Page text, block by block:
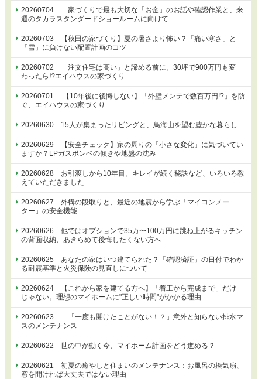
20260704 家づくりで最も大切な「お金」のお話や確認作業と、来
週のタカラスタンダードショールームに向けて
20260703 【秋田の家づくり】夏の暑さより怖い？「痛い寒さ」と
「雪」に負けない配置計画のコツ
20260702 「注文住宅は高い」と諦める前に。30坪で900万円も変
わったら⁉エイハウスの家づくり
20260701 【10年後に後悔しない】「外壁メンテで数百万円!?」を防
ぐ、エイハウスの家づくり
20260630 15人が集まったリビングと、鳥海山を望む豊かな暮らし
20260629 【安全チェック】家の周りの「小さな変化」に気づいてい
ますか？LPガスボンベの傾きや地盤の沈み
20260628 お引渡しから10年目。キレイが続く秘訣など、いろいろ教
えていただきました
20260627 外構の段取りと、最近の地震から学ぶ「マイコンメー
ター」の安全機能
20260626 他ではオプションで35万〜100万円に跳ね上がるキッチン
の背面収納、あきらめて後悔したくない方へ
20260625 あなたの家はいつ建てられた？「確認済証」の日付でわか
る耐震基準と火災保険の見直しについて
20260624 【これから家を建てる方へ】「着工から完成まで」だけ
じゃない。理想のマイホームに"正しい時間"がかかる理由
20260623 「一度も開けたことがない！？」意外と知らない排水マ
スのメンテナンス
20260622 世の中が動く今、マイホーム計画をどう進める？
20260621 初夏の癒やしと住まいのメンテナンス：お風呂の換気扇、
窓を開ければ大丈夫ではない理由